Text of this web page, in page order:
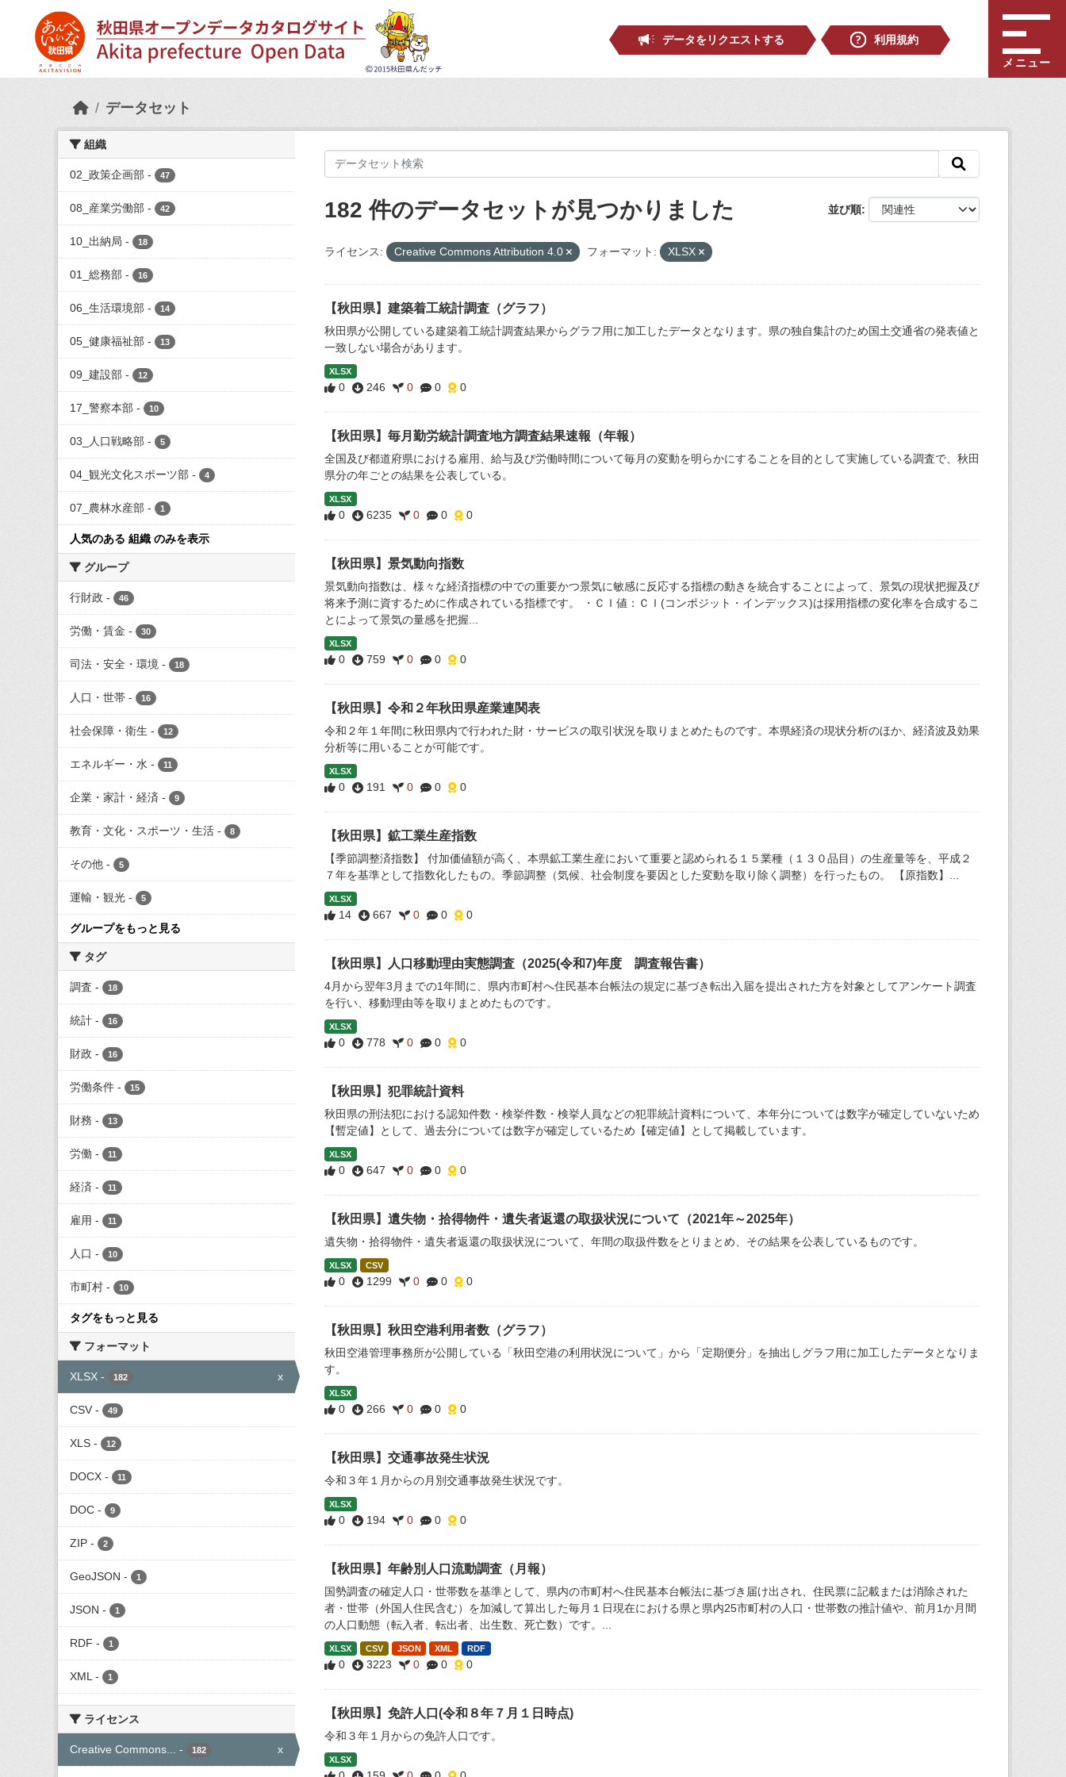
データをリクエストする
利用規約
メニュー
データセット
組織
02_政策企画部 - 47
08_産業労働部 - 42
10_出納局 - 18
01_総務部 - 16
06_生活環境部 - 14
05_健康福祉部 - 13
09_建設部 - 12
17_警察本部 - 10
03_人口戦略部 - 5
04_観光文化スポーツ部 - 4
07_農林水産部 - 1
人気のある 組織 のみを表示
グループ
行財政 - 46
労働・賃金 - 30
司法・安全・環境 - 18
人口・世帯 - 16
社会保障・衛生 - 12
エネルギー・水 - 11
企業・家計・経済 - 9
教育・文化・スポーツ・生活 - 8
その他 - 5
運輸・観光 - 5
グループをもっと見る
タグ
調査 - 18
統計 - 16
財政 - 16
労働条件 - 15
財務 - 13
労働 - 11
経済 - 11
雇用 - 11
人口 - 10
市町村 - 10
タグをもっと見る
フォーマット
XLSX - 182 x
CSV - 49
XLS - 12
DOCX - 11
DOC - 9
ZIP - 2
GeoJSON - 1
JSON - 1
RDF - 1
XML - 1
ライセンス
Creative Commons... - 182 x
並び順
182 件のデータセットが見つかりました
ライセンス: Creative Commons Attribution 4.0 フォーマット: XLSX
【秋田県】建築着工統計調査（グラフ）
秋田県が公開している建築着工統計調査結果からグラフ用に加工したデータとなります。県の独自集計のため国土交通省の発表値と
一致しない場合があります。
XLSX
0 246 0 0 0
【秋田県】毎月勤労統計調査地方調査結果速報（年報）
全国及び都道府県における雇用、給与及び労働時間について毎月の変動を明らかにすることを目的として実施している調査で、秋田
県分の年ごとの結果を公表している。
XLSX
0 6235 0 0 0
【秋田県】景気動向指数
景気動向指数は、様々な経済指標の中での重要かつ景気に敏感に反応する指標の動きを統合することによって、景気の現状把握及び
将来予測に資するために作成されている指標です。 ・ＣＩ値：ＣＩ(コンポジット・インデックス)は採用指標の変化率を合成するこ
とによって景気の量感を把握...
XLSX
0 759 0 0 0
【秋田県】令和２年秋田県産業連関表
令和２年１年間に秋田県内で行われた財・サービスの取引状況を取りまとめたものです。本県経済の現状分析のほか、経済波及効果
分析等に用いることが可能です。
XLSX
0 191 0 0 0
【秋田県】鉱工業生産指数
【季節調整済指数】 付加価値額が高く、本県鉱工業生産において重要と認められる１５業種（１３０品目）の生産量等を、平成２
７年を基準として指数化したもの。季節調整（気候、社会制度を要因とした変動を取り除く調整）を行ったもの。 【原指数】...
XLSX
14 667 0 0 0
【秋田県】人口移動理由実態調査（2025(令和7)年度 調査報告書）
4月から翌年3月までの1年間に、県内市町村へ住民基本台帳法の規定に基づき転出入届を提出された方を対象としてアンケート調査
を行い、移動理由等を取りまとめたものです。
XLSX
0 778 0 0 0
【秋田県】犯罪統計資料
秋田県の刑法犯における認知件数・検挙件数・検挙人員などの犯罪統計資料について、本年分については数字が確定していないため
【暫定値】として、過去分については数字が確定しているため【確定値】として掲載しています。
XLSX
0 647 0 0 0
【秋田県】遺失物・拾得物件・遺失者返還の取扱状況について（2021年～2025年）
遺失物・拾得物件・遺失者返還の取扱状況について、年間の取扱件数をとりまとめ、その結果を公表しているものです。
XLSX CSV
0 1299 0 0 0
【秋田県】秋田空港利用者数（グラフ）
秋田空港管理事務所が公開している「秋田空港の利用状況について」から「定期便分」を抽出しグラフ用に加工したデータとなりま
す。
XLSX
0 266 0 0 0
【秋田県】交通事故発生状況
令和３年１月からの月別交通事故発生状況です。
XLSX
0 194 0 0 0
【秋田県】年齢別人口流動調査（月報）
国勢調査の確定人口・世帯数を基準として、県内の市町村へ住民基本台帳法に基づき届け出され、住民票に記載または消除された
者・世帯（外国人住民含む）を加減して算出した毎月１日現在における県と県内25市町村の人口・世帯数の推計値や、前月1か月間
の人口動態（転入者、転出者、出生数、死亡数）です。...
XLSX CSV JSON XML RDF
0 3223 0 0 0
【秋田県】免許人口(令和８年７月１日時点)
令和３年１月からの免許人口です。
XLSX